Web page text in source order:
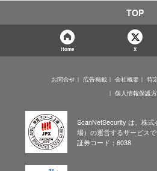
TOP
Home X
お問合せ 広告掲載 会社概要
特
個人情報保護
ScanNetSecurity は、株
場）の運営するサービスで
証券コード：6038